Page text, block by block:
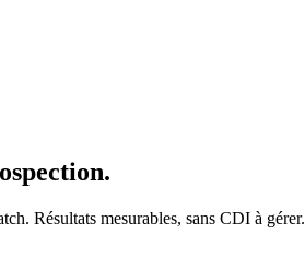
Résultats mesurables, sans CDI à gérer.